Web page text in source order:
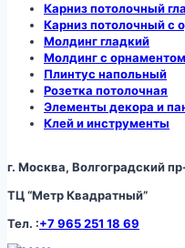
Карниз потолочный
Карниз потолочный с
Молдинг гладкий
Молдинг с орнаментом
Плинтус напольный
Розетка потолочная
Элементы декора и
Клей и инструменты
г. Москва, Волгоградский
ТЦ “Метр Квадратный”
Тел. :+7 965 251 18 69